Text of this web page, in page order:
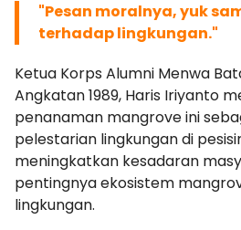
"Pesan moralnya, yuk
terhadap lingkungan."
Ketua Korps Alumni Menwa
Angkatan 1989, Haris Iriyanto
penanaman mangrove ini
pelestarian lingkungan di
meningkatkan kesadaran
pentingnya ekosistem
lingkungan.